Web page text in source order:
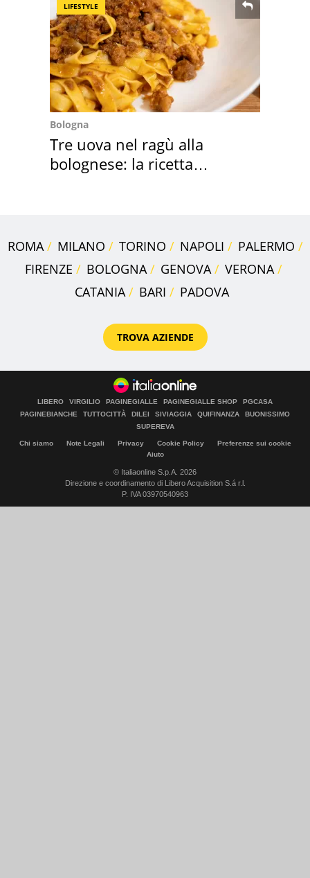
LIFESTYLE
Bologna
Tre uova nel ragù alla
bolognese: la ricetta
ROMA MILANO TORINO NAPOLI
PALERMO
FIRENZE
BOLOGNA GENOVA
VERONA
CATANIA
BARI PADOVA
TROVA AZIENDE
LIBERO VIRGILIO PAGINEGIALLE PAGINEGIALLE SHOP
PGCASA
PAGINEBIANCHE
TUTTOCITTÀ DILEI SIVIAGGIA QUIFINANZA
BUONISSIMO
SUPEREVA
Chi siamo Note Legali Privacy Cookie Policy
Preferenze sui cookie
Aiuto
© Italiaonline S.p.A. 2026
Direzione e coordinamento di Libero Acquisition S.á r.l.
P. IVA 03970540963